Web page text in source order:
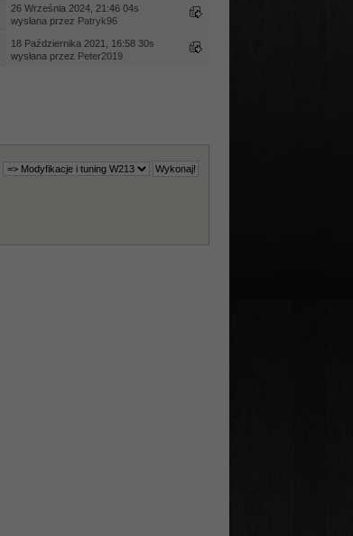
26 Września 2024, 21:46 04s
wysłana przez Patryk96
18 Października 2021, 16:58 30s
wysłana przez Peter2019